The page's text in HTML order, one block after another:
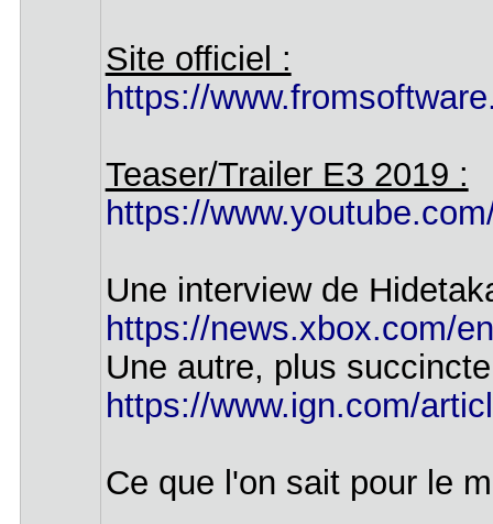
Site officiel :
https://
Teaser/Trailer E3 2019 :
https://
Une interview de
https://news.xbox.com/
Une autre, plus
https://www.ign.com/
Ce que l'on sait pour le